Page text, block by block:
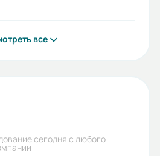
м):
все
сегодня с любого